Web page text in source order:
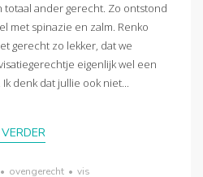
ander gerecht. Zo ontstond
met spinazie en zalm. Renko
gerecht zo lekker, dat we
eigenlijk wel een
denk dat jullie ook niet...
• ovengerecht • vis